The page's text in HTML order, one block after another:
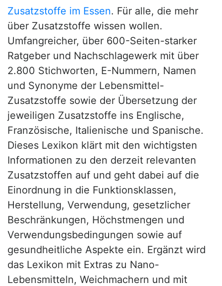
Zusatzstoffe im Essen. Für alle, die mehr
über Zusatzstoffe wissen wollen.
Umfangreicher, über 600-Seiten-starker
Ratgeber und Nachschlagewerk mit über
2.800 Stichworten, E-Nummern, Namen
und Synonyme der Lebensmittel-
Zusatzstoffe sowie der Übersetzung der
jeweiligen Zusatzstoffe ins Englische,
Französische, Italienische und Spanische.
Dieses Lexikon klärt mit den wichtigsten
Informationen zu den derzeit relevanten
Zusatzstoffen auf und geht dabei auf die
Einordnung in die Funktionsklassen,
Herstellung, Verwendung, gesetzlicher
Beschränkungen, Höchstmengen und
Verwendungsbedingungen sowie auf
gesundheitliche Aspekte ein. Ergänzt wird
das Lexikon mit Extras zu Nano-
Lebensmitteln, Weichmachern und mit